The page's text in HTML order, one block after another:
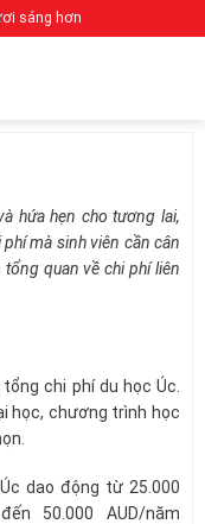
sáng hơn
hứa hẹn cho tương lai,
mà sinh viên cần cân
quan về chi phí liên
chi phí du học Úc.
học, chương trình học
dao động từ 25.000
50.000 AUD/năm